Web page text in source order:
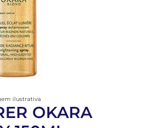
ilustrativa
OKARA